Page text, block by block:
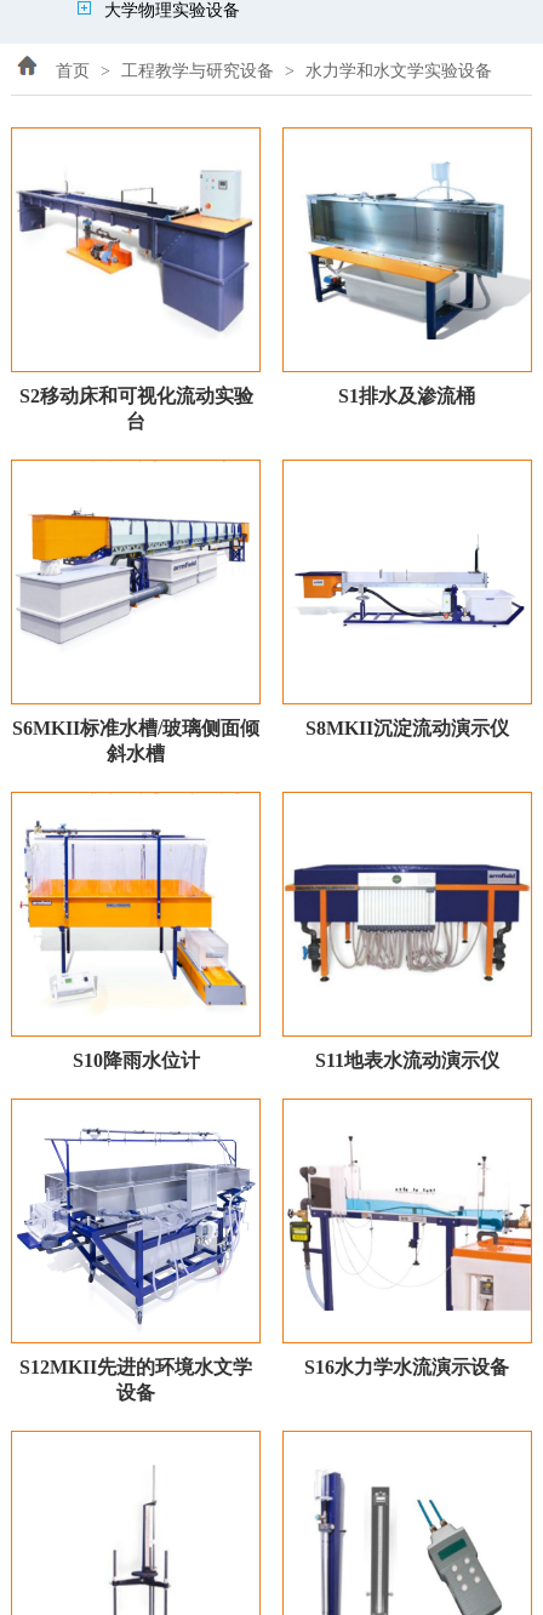
大学物理实验设备
首页 > 工程教学与研究设备 > 水力学和水文学实验设备
S2移动床和可视化流动实验
台
S1排水及渗流桶
S6MKII标准水槽/玻璃侧面倾
斜水槽
S8MKII沉淀流动演示仪
S10降雨水位计 S11地表水流动演示仪
S12MKII先进的环境水文学
设备
S16水力学水流演示设备